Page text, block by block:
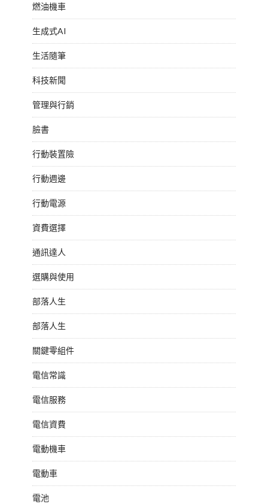
燃油機車
生成式AI
生活隨筆
科技新聞
管理與行銷
臉書
行動裝置險
行動週邊
行動電源
資費選擇
通訊達人
選購與使用
部落人生
部落人生
關鍵零組件
電信常識
電信服務
電信資費
電動機車
電動車
電池